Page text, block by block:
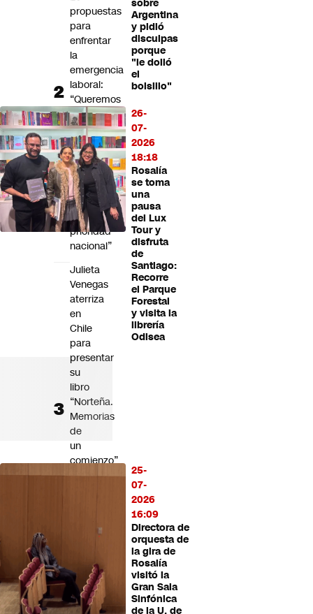
sobre
Argentina
y pidió
disculpas
porque
"le dolió
el
bolsillo"
26-
07-
2026
18:18
Rosalía
se toma
una
pausa
del Lux
Tour y
disfruta
de
Santiago:
Recorre
el Parque
Forestal
y visita la
librería
Odisea
25-
07-
2026
16:09
Directora de
orquesta de
la gira de
Rosalía
visitó la
Gran Sala
Sinfónica
de la U. de
propuestas
para
enfrentar
la
emergencia
laboral:
“Queremos
que
recuperar
el
trabajo
vuelva
a
ser
una
prioridad
nacional”
Julieta
Venegas
aterriza
en
Chile
para
presentar
su
libro
“Norteña.
Memorias
de
un
comienzo”
en
Orrego
defiende
obras